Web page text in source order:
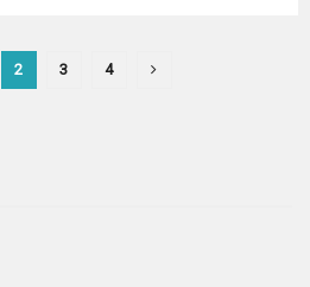
2 3 4